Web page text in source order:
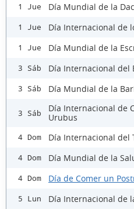
1 Jue Día Mundial de la
1 Jue Día Internacional de
1 Jue Día Mundial de la
3 Sáb Día Internacional del
3 Sáb Día Mundial de la
3 Sáb
Día Internacional de
Urubus
4 Dom Día Internacional del
4 Dom Día Mundial de la
4 Dom Día de Comer un
5 Lun Día Internacional de